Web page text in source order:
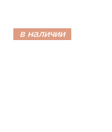
в наличии